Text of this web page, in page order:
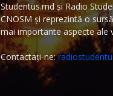
Studentus.md și Radio
CNOSM și reprezintă o
mai importante aspecte ale
Contactați-ne: